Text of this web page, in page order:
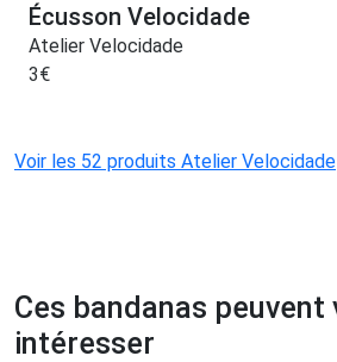
Écusson Velocidade
Atelier Velocidade
3€
Voir les 52 produits Atelier Velocidade
Ces bandanas peuvent
intéresser